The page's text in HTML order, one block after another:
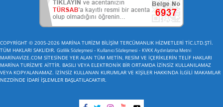
COPYRİGHT © 2005-2026 MARİNA TURİZM BİLİŞİM TERCÜMANLIK HİZMETLERİ TİC.LTD.ŞTİ.
TÜM HAKLARI SAKLIDIR. Gizlilik Sözleşmesi - Kullanıcı Sözleşmesi - KVKK Aydınlatma Metni
MARİNAVİZE.COM SİTESİNDE YER ALAN TÜM METİN, RESİM VE İÇERİKLERİN TELİF HAKLARI
MARİNA TURİZM'E AİTTİR. BASILI VEYA ELEKTRONİK BİR ORTAMDA İZİNSİZ KULLANILAMAZ
VEYA KOPYALANAMAZ. İZİNSİZ KULLANAN KURUMLAR VE KİŞİLER HAKKINDA İLGİLİ MAKAMLAR
NEZDİNDE İDARİ İŞLEMLER BAŞLATILACAKTIR.